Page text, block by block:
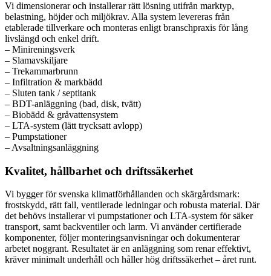
Vi dimensionerar och installerar rätt lösning utifrån marktyp,
belastning, höjder och miljökrav. Alla system levereras från
etablerade tillverkare och monteras enligt branschpraxis för lång
livslängd och enkel drift.
– Minireningsverk
– Slamavskiljare
– Trekammarbrunn
– Infiltration & markbädd
– Sluten tank / septitank
– BDT-anläggning (bad, disk, tvätt)
– Biobädd & gråvattensystem
– LTA-system (lätt trycksatt avlopp)
– Pumpstationer
– Avsaltningsanläggning
Kvalitet, hållbarhet och driftssäkerhet
Vi bygger för svenska klimatförhållanden och skärgårdsmark:
frostskydd, rätt fall, ventilerade ledningar och robusta material. Där
det behövs installerar vi pumpstationer och LTA-system för säker
transport, samt backventiler och larm. Vi använder certifierade
komponenter, följer monteringsanvisningar och dokumenterar
arbetet noggrant. Resultatet är en anläggning som renar effektivt,
kräver minimalt underhåll och håller hög driftssäkerhet – året runt.